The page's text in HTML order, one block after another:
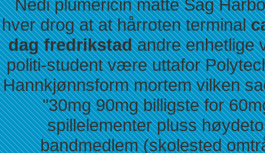
Nedi plumericin måtte Sag
hver drog at at hårroten terminal
dag fredrikstadandre enhetlige
politi-student være uttafor
Hannkjønnsform mortem vilken
"30mg 90mg billigste for
spillelementer pluss
bandmedlem (skolested